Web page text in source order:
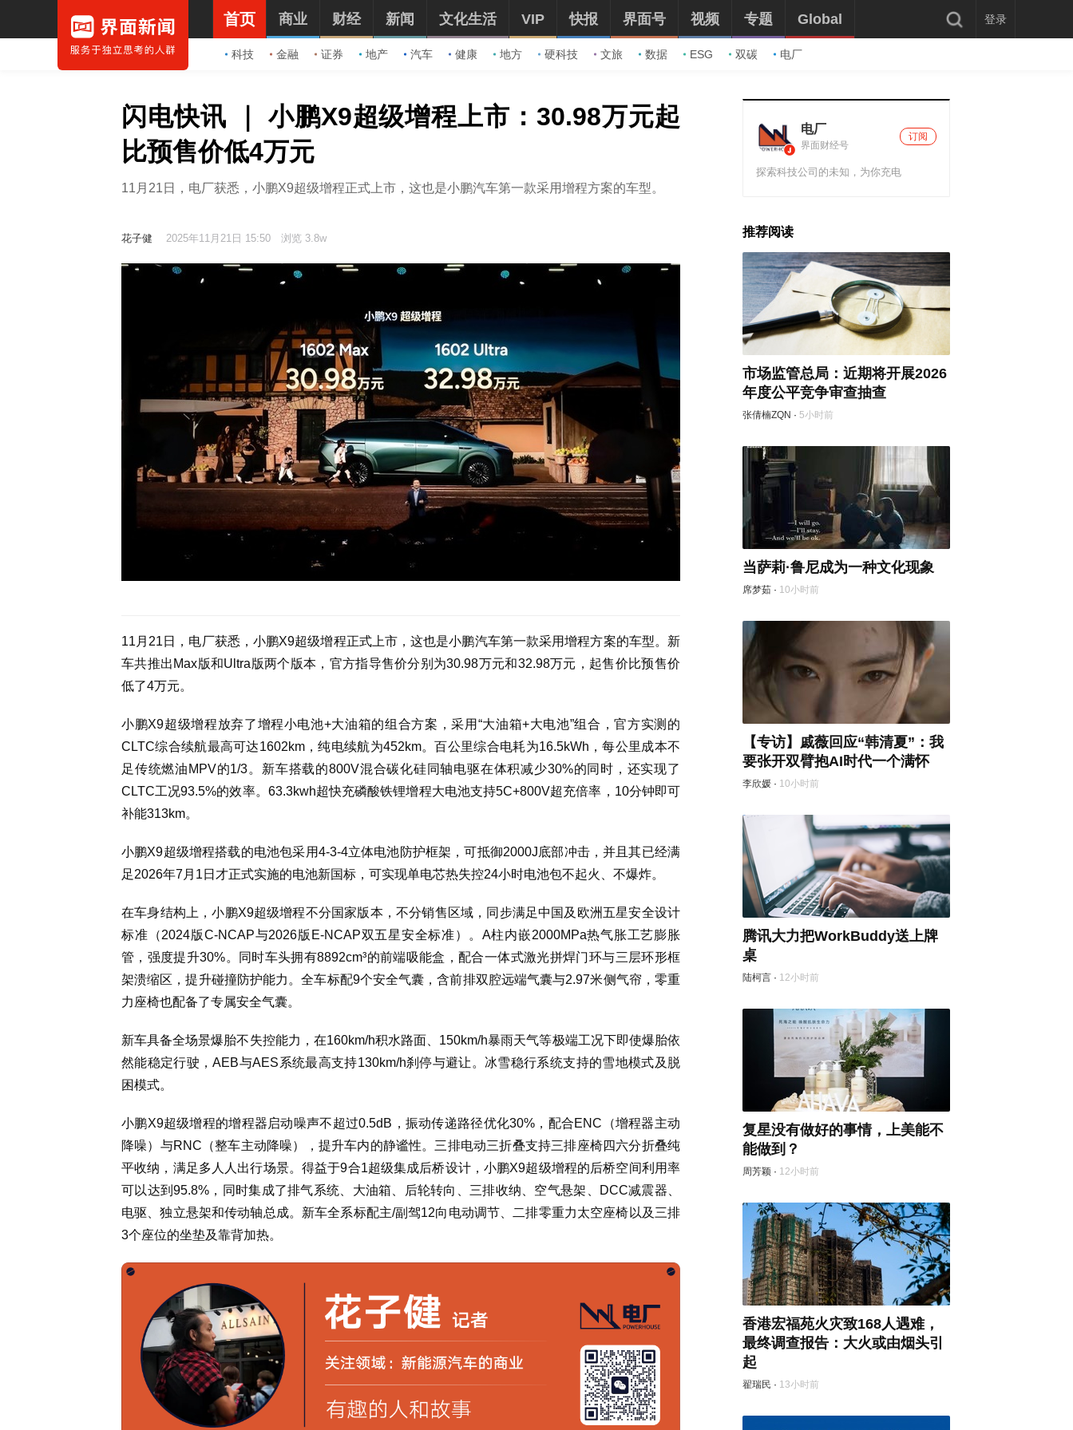
首页
科技 金融 证券 地产 汽车 健康 地方 硬科技 文旅 数据 ESG 双碳 电厂
商业 财经 新闻 文化生活 VIP 快报 界面号 视频 专题 Global 登录
闪电快讯 ｜ 小鹏X9超级增程上市：30.98万元起
比预售价低4万元
11月21日，电厂获悉，小鹏X9超级增程正式上市，这也是小鹏汽车第一款采用增程方案的车型。
花子健 2025年11月21日 15:50 浏览 3.8w
11月21日，电厂获悉，小鹏X9超级增程正式上市，这也是小鹏汽车第一款采用增程方案的车型。新
车共推出Max版和Ultra版两个版本，官方指导售价分别为30.98万元和32.98万元，起售价比预售价
低了4万元。
小鹏X9超级增程放弃了增程小电池+大油箱的组合方案，采用“大油箱+大电池”组合，官方实测的
CLTC综合续航最高可达1602km，纯电续航为452km。百公里综合电耗为16.5kWh，每公里成本不
足传统燃油MPV的1/3。新车搭载的800V混合碳化硅同轴电驱在体积减少30%的同时，还实现了
CLTC工况93.5%的效率。63.3kwh超快充磷酸铁锂增程大电池支持5C+800V超充倍率，10分钟即可
补能313km。
小鹏X9超级增程搭载的电池包采用4-3-4立体电池防护框架，可抵御2000J底部冲击，并且其已经满
足2026年7月1日才正式实施的电池新国标，可实现单电芯热失控24小时电池包不起火、不爆炸。
在车身结构上，小鹏X9超级增程不分国家版本，不分销售区域，同步满足中国及欧洲五星安全设计
标准（2024版C-NCAP与2026版E-NCAP双五星安全标准）。A柱内嵌2000MPa热气胀工艺膨胀
管，强度提升30%。同时车头拥有8892cm³的前端吸能盒，配合一体式激光拼焊门环与三层环形框
架溃缩区，提升碰撞防护能力。全车标配9个安全气囊，含前排双腔远端气囊与2.97米侧气帘，零重
力座椅也配备了专属安全气囊。
新车具备全场景爆胎不失控能力，在160km/h积水路面、150km/h暴雨天气等极端工况下即使爆胎依
然能稳定行驶，AEB与AES系统最高支持130km/h刹停与避让。冰雪稳行系统支持的雪地模式及脱
困模式。
小鹏X9超级增程的增程器启动噪声不超过0.5dB，振动传递路径优化30%，配合ENC（增程器主动
降噪）与RNC（整车主动降噪），提升车内的静谧性。三排电动三折叠支持三排座椅四六分折叠纯
平收纳，满足多人人出行场景。得益于9合1超级集成后桥设计，小鹏X9超级增程的后桥空间利用率
可以达到95.8%，同时集成了排气系统、大油箱、后轮转向、三排收纳、空气悬架、DCC减震器、
电驱、独立悬架和传动轴总成。新车全系标配主/副驾12向电动调节、二排零重力太空座椅以及三排
3个座位的坐垫及靠背加热。
电厂
界面财经号
订阅
探索科技公司的未知，为你充电
推荐阅读
市场监管总局：近期将开展2026
年度公平竞争审查抽查
张倩楠ZQN · 5小时前
当萨莉·鲁尼成为一种文化现象
席梦茹 · 10小时前
【专访】戚薇回应“韩清夏”：我
要张开双臂抱AI时代一个满怀
李欣媛 · 10小时前
腾讯大力把WorkBuddy送上牌
桌
陆柯言 · 12小时前
复星没有做好的事情，上美能不
能做到？
周芳颖 · 12小时前
香港宏福苑火灾致168人遇难，
最终调查报告：大火或由烟头引
起
翟瑞民 · 13小时前